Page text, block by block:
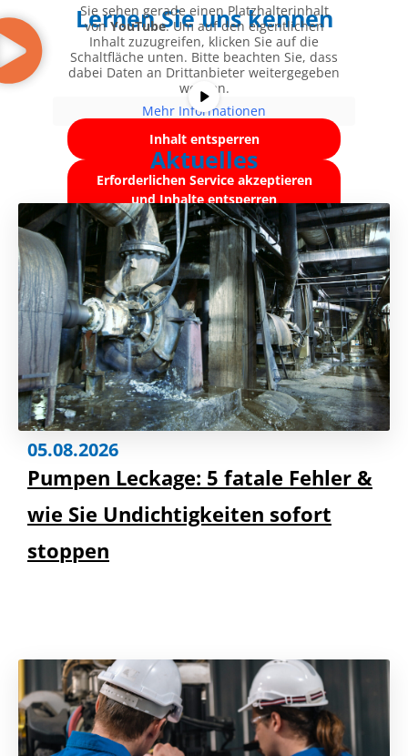
Lernen Sie uns kennen
Sie sehen gerade einen Platzhalterinhalt
vonYouTube. Um auf den eigentlichen
Inhalt zuzugreifen, klicken Sie auf die
Schaltfläche unten. Bitte beachten Sie, dass
dabei Daten an Drittanbieter weitergegeben
werden.
Mehr Informationen
Inhalt entsperren
Erforderlichen Service akzeptieren
und Inhalte entsperren
Aktuelles
05.08.2026
Pumpen Leckage: 5 fatale Fehler &
wie Sie Undichtigkeiten sofort
stoppen